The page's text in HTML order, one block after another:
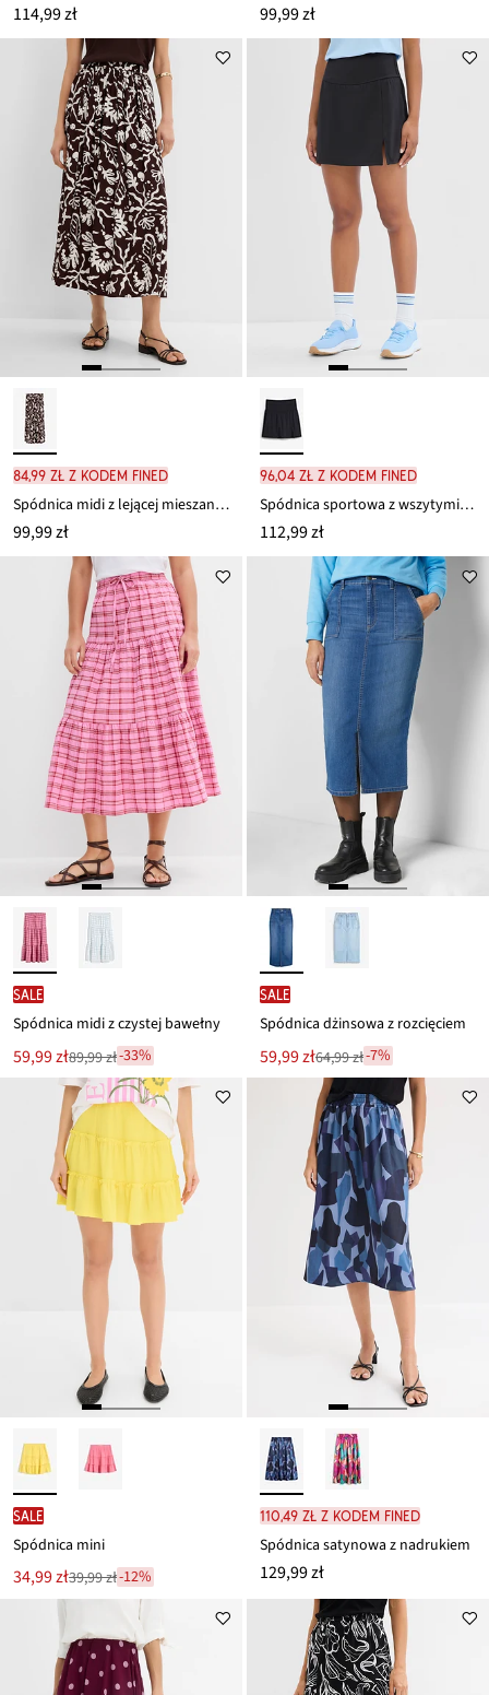
114,99 zł 99,99 zł
84,99 zł z kodem FINED
Spódnica midi z lejącej mieszanki wiskozy
99,99 zł
96,04 zł z kodem FINED
Spódnica sportowa z wszytymi kolarkami, szybko schnąca
112,99 zł
SALE
Spódnica midi z czystej bawełny
Nowa
cena
59,99 zł
Przeceniono
89,99 zł
89,99 zł-33%
SALE
Spódnica dżinsowa z rozcięciem
Nowa
cena
59,99 zł
Przeceniono
64,99 zł
64,99 zł-7%
SALE
Spódnica mini
Nowa
cena
34,99 zł
Przeceniono
39,99 zł
39,99 zł-12%
110,49 zł z kodem FINED
Spódnica satynowa z nadrukiem
129,99 zł